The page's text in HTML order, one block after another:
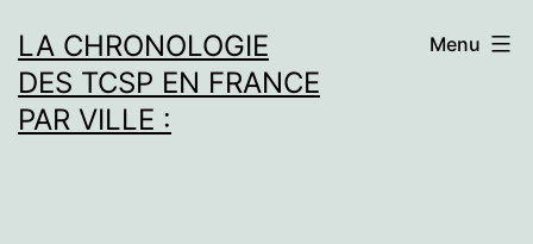
au
contenu
LA CHRONOLOGIE
DES TCSP EN FRANCE
PAR VILLE :
Menu